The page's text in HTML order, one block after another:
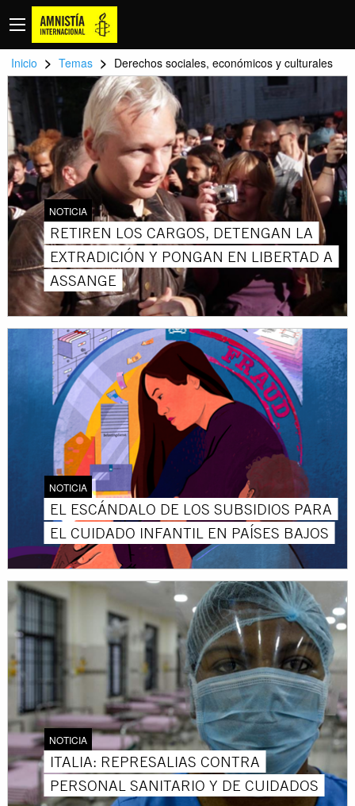
Inicio > Temas > Derechos sociales, económicos y culturales
NOTICIA
RETIREN LOS CARGOS, DETENGAN LA
EXTRADICIÓN Y PONGAN EN LIBERTAD A
ASSANGE
NOTICIA
EL ESCÁNDALO DE LOS SUBSIDIOS PARA
EL CUIDADO INFANTIL EN PAÍSES BAJOS
NOTICIA
ITALIA: REPRESALIAS CONTRA
PERSONAL SANITARIO Y DE CUIDADOS